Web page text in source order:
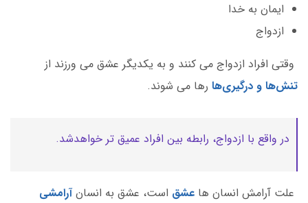
ایمان به خدا
ازدواج
وقتی افراد ازدواج می کنند و به یکدیگر عشق می ورزند از
تنش‌ها و درگیری‌ها رها می شوند.
در واقع با ازدواج، رابطه بین افراد عمیق تر خواهدشد.
علت آرامش انسان ها عشق است، عشق به انسانآرامشی